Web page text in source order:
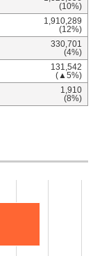
(10%)
1,910,289
(12%)
330,701
(4%)
131,542
(▲5%)
1,910
(8%)